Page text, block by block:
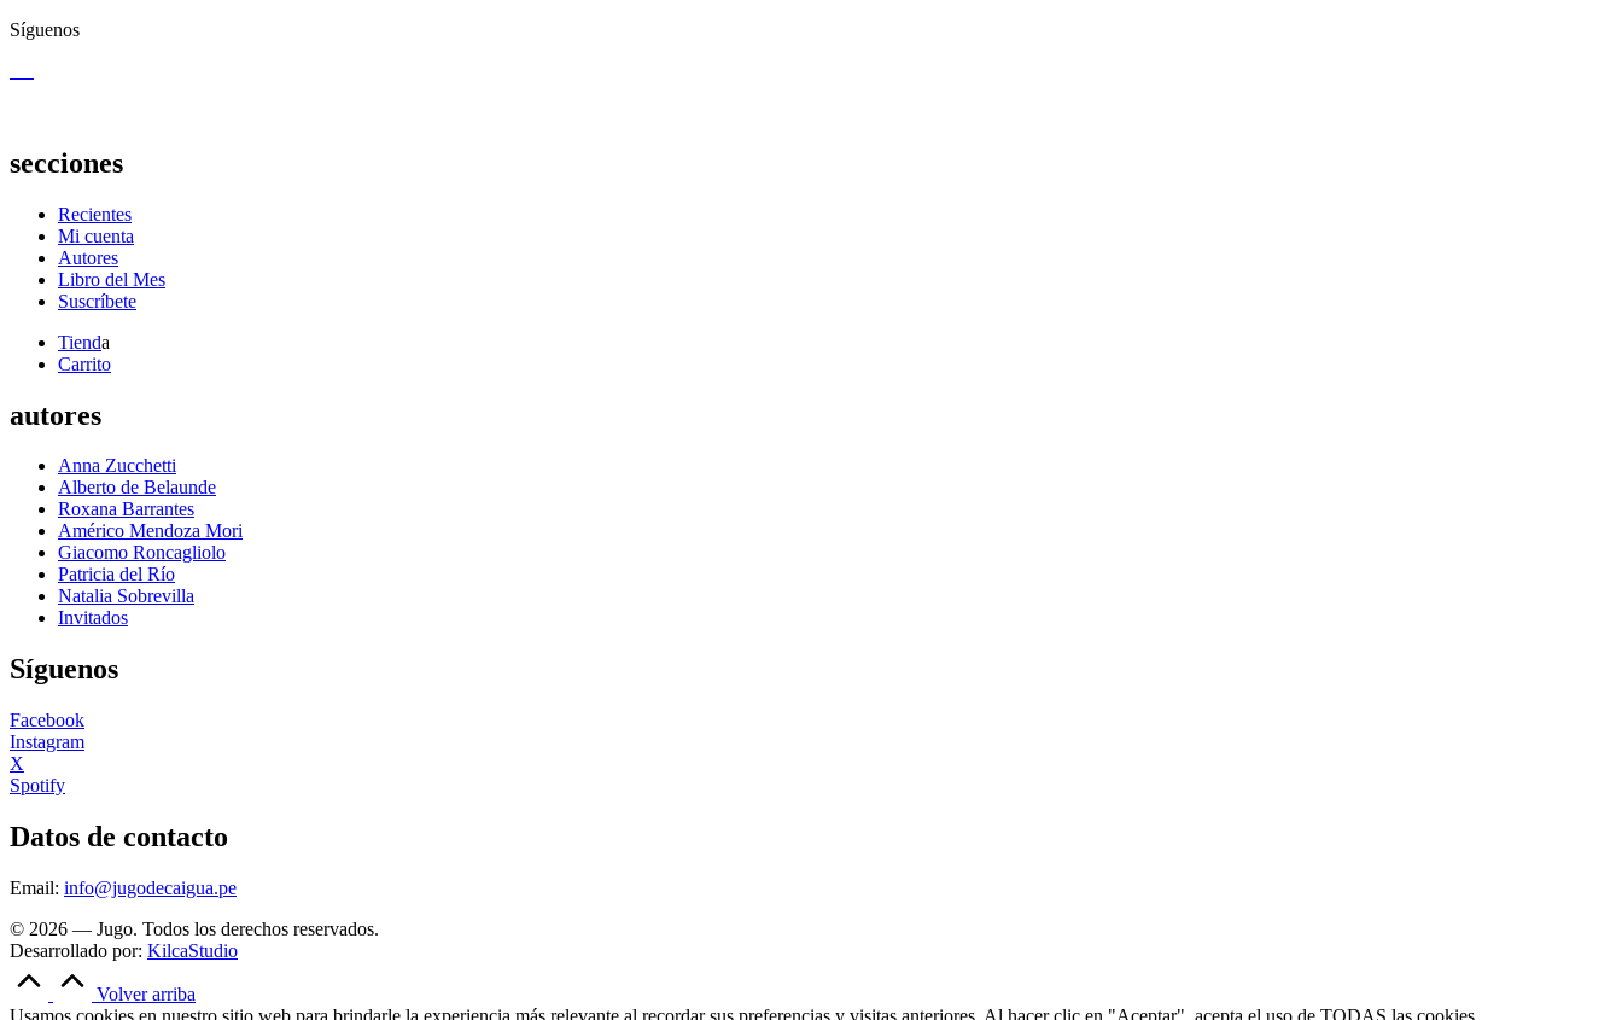
Síguenos
secciones
Recientes
Mi cuenta
Autores
Libro del Mes
Suscríbete
Tienda
Carrito
autores
Anna Zucchetti
Alberto de Belaunde
Roxana Barrantes
Américo Mendoza Mori
Giacomo Roncagliolo
Patricia del Río
Natalia Sobrevilla
Invitados
Síguenos
Facebook
Instagram
X
Spotify
Datos de contacto
Email: info@jugodecaigua.pe
© 2026 — Jugo. Todos los derechos reservados.
Desarrollado por: KilcaStudio
Volver arriba
Usamos cookies en nuestro sitio web para brindarle la experiencia más relevante al recordar sus preferencias y visitas anteriores. Al hacer clic en "Aceptar", acepta el uso de TODAS las cookies.